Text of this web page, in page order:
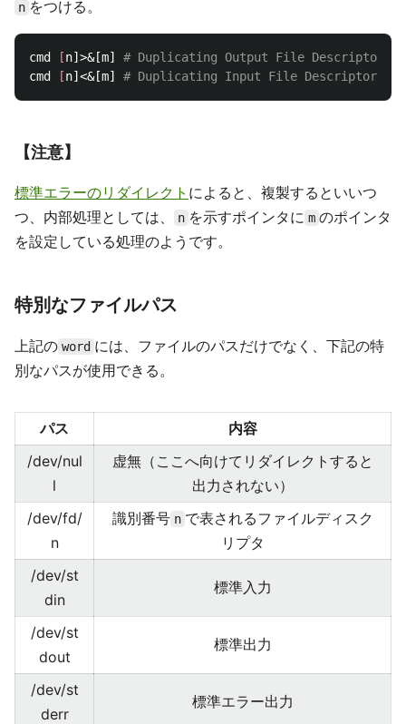
n をつける。
cmd [n]>&[m] # Duplicating Output File Descriptor
cmd
[n]<&[m] # Duplicating Input File Descriptor
【注意】
標準エラーのリダイレクト によると、複製するといいつ
つ、内部処理としては、
n を示すポインタに m のポインタ
を設定している処理のようです。
特別なファイルパス
上記の word には、ファイルのパスだけでなく、下記の特
別なパスが使用できる。
パス
内容
/dev/nul
l
虚無（ここへ向けてリダイレクトすると
出力されない）
/dev/fd/
n
識別番号 n で表されるファイルディスク
リプタ
/dev/st
din
標準入力
/dev/st
dout
標準出力
/dev/st
derr
標準エラー出力